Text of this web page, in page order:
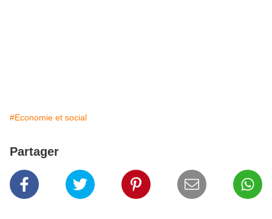
#Economie et social
Partager